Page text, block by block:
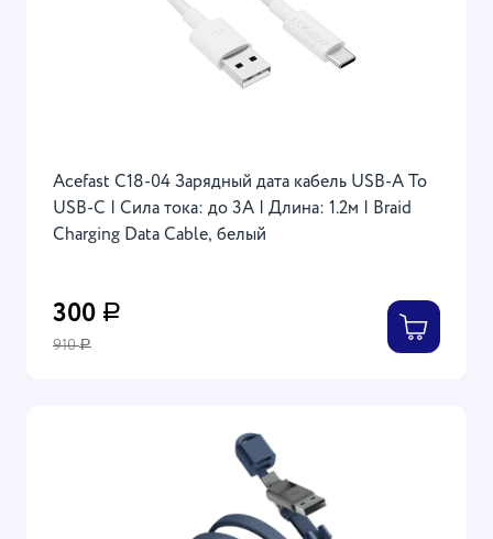
Acefast C18-04 Зарядный дата кабель USB-A To
USB-C | Сила тока: до 3А | Длина: 1.2м | Braid
Charging Data Cable, белый
300 Р
910Р